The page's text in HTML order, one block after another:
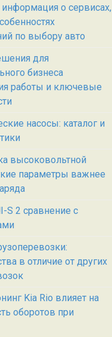
о сервисах,
по выбору авто
для
бизнеса
работы и ключевые
насосы: каталог и
высоковольтной
параметры важнее
S 2 сравнение с
в отличие от других
Kia Rio влияет на
оборотов при